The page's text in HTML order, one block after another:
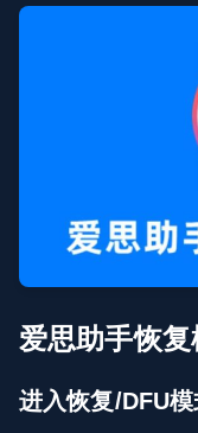
爱思助手恢
进入恢复/DFU